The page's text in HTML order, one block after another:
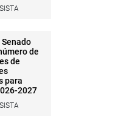
de
de
para
2027